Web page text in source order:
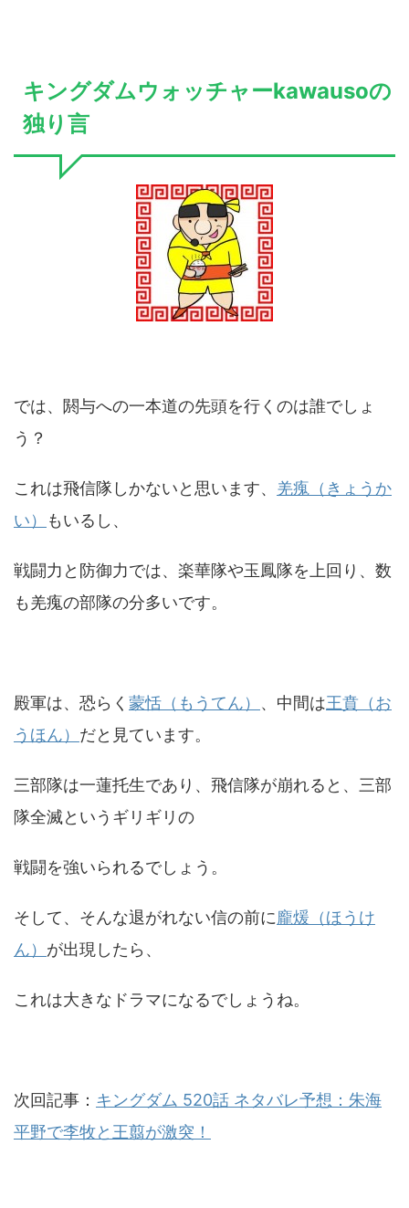
キングダムウォッチャーkawausoの
独り言
では、閼与への一本道の先頭を行くのは誰でしょ
う？
これは飛信隊しかないと思います、 羌瘣（きょうか
い）
もいるし、
戦闘力と防御力では、楽華隊や玉鳳隊を上回り、数
も羌瘣の部隊の分多いです。
殿軍は、恐らく 蒙恬（もうてん） 、中間は王賁（お
うほん） だと見ています。
三部隊は一蓮托生であり、飛信隊が崩れると、三部
隊全滅というギリギリの
戦闘を強いられるでしょう。
そして、そんな退がれない信の前に龐煖（ほうけ
ん） が出現したら、
これは大きなドラマになるでしょうね。
次回記事： キングダム 520話 ネタバレ予想：朱海
平野で李牧と王翦が激突！